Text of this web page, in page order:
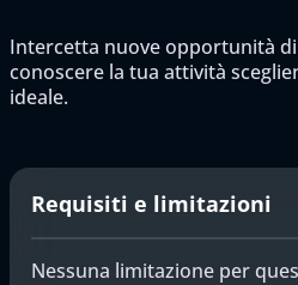
Intercetta nuove opportunità
conoscere la tua attività
ideale.
Requisiti e limitazioni
Nessuna limitazione per